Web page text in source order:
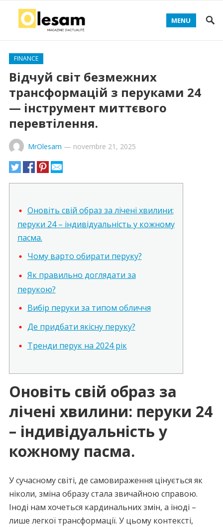
MENU
FINANCE
Відчуй світ безмежних
трансформацій з перуками 24
— інструмент миттєвого
перевтілення.
MrOlesam — novembre 21, 2025
Оновіть свій образ за лічені хвилини:
перуки 24 – індивідуальність у кожному
пасма.
Чому варто обирати перуку?
Як правильно доглядати за
перукою?
Вибір перуки за типом обличчя
Де придбати якісну перуку?
Тренди перук на 2024 рік
Оновіть свій образ за
лічені хвилини: перуки 24
– індивідуальність у
кожному пасма.
У сучасному світі, де самовираження цінується як
ніколи, зміна образу стала звичайною справою.
Іноді нам хочеться кардинальних змін, а іноді –
лише легкої трансформації. У цьому контексті,